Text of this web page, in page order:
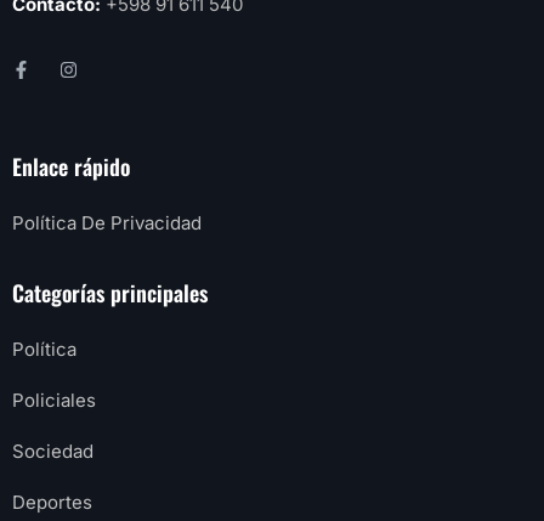
Enlace rápido
Política De Privacidad
Categorías principales
Política
Policiales
Sociedad
Deportes